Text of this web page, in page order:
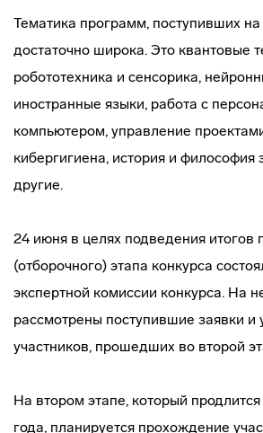
Тематика программ, поступивших на
достаточно широка. Это квантовые
робототехника и сенсорика,
иностранные языки, работа с
компьютером, управление
кибергигиена, история и философия
другие.
24 июня в целях подведения итогов
(отборочного) этапа конкурса
экспертной комиссии конкурса. На
рассмотрены поступившие заявки и
участников, прошедших во второй
На втором этапе, который
года, планируется прохождение